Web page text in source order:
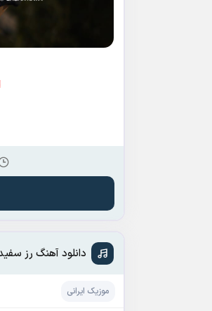
دانلود آهنگ رز
موزیک ایرانی